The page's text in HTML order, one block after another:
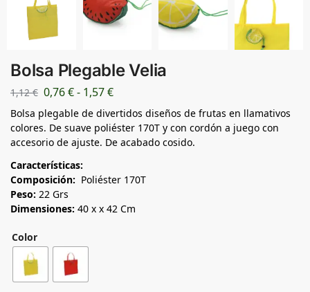
Bolsa Plegable Velia
1,12€ 0,76€- 1,57€
Bolsa plegable de divertidos diseños de frutas en llamativos
colores. De suave poliéster 170T y con cordón a juego con
accesorio de ajuste. De acabado cosido.
Características:
Composición: Poliéster 170T
Peso: 22 Grs
Dimensiones: 40 x x 42 Cm
Color